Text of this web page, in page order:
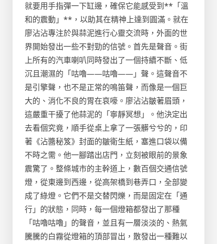
就要用手指彈一下缸邊，確保它能感受到**「溫
和的震動」**，以助其在精神上達到圓滿。就在
廖沾沾專注於與蒜泥進行心靈交流時，外面的世
界開始發出一些不對勁的信號。首先是聲音。街
上所有的汽車喇叭同時發出了一個持續不斷、低
沉且潮濕的「咕嚕——咕嚕——」聲。這聲音不
是引擎聲，也不是正常的鳴笛聲，而像是一個巨
大的、消化不良的胃在哀嚎。廖沾沾皺著眉頭，
這嚴重干擾了他蒜泥的「寧靜冥想」。他決定出
去看個究竟，順手從桌上拿了一張髒兮兮的，印
著《沾醬秘笈》封面的皺衛生紙，塞進口袋以備
不時之需。他一腳踏出店門，立刻被眼前的景象
震驚了。整條城市的主幹道上，數百個交通信號
燈，從東邊到西邊，從高架橋到巷弄口，全部變
成了綠燈。它們不是交替閃爍，而是固定在「通
行」的狀態，同時，每一個燈箱都發出了那種
「咕嚕咕嚕」的聲音，並且有一層淡淡的、熱氣
騰騰的白霧從燈箱的頂部冒出，散發出一種難以